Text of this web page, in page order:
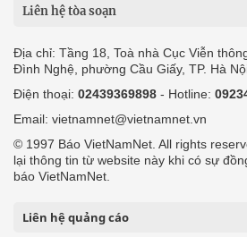
Liên hệ tòa soạn
Địa chỉ: Tầng 18, Toà nhà Cục Viễn
Đình Nghệ, phường Cầu Giấy, TP. Hà
Điện thoại: 02439369898 - Hotline:
Email: vietnamnet@vietnamnet.vn
© 1997 Báo VietNamNet. All rights
lại thông tin từ website này khi có sự
báo VietNamNet.
Liên hệ quảng cáo